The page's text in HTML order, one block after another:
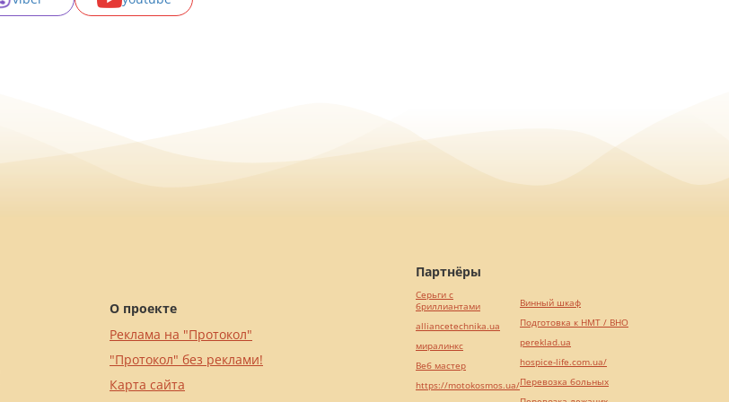
О проекте
Реклама на "Протокол"
"Протокол" без реклами!
Карта сайта
Партнёры
Серьги с
бриллиантами
alliancetechnika.ua
миралинкс
Веб мастер
https://motokosmos.ua/
Винный шкаф
Подготовка к НМТ / ВНО
pereklad.ua
hospice-life.com.ua/
Перевозка больных